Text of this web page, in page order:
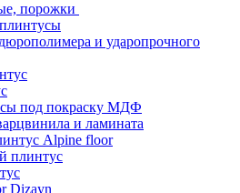
порожки
и ударопрочного
под покраску МДФ
и ламината
Alpine floor
плинтус
Dizayn